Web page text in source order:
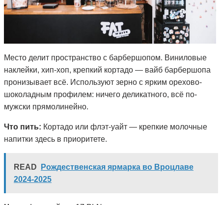
Место делит пространство с барбершопом. Виниловые
наклейки, хип-хоп, крепкий кортадо — вайб барбершопа
пронизывает всё. Используют зерно с ярким орехово-
шоколадным профилем: ничего деликатного, всё по-
мужски прямолинейно.
Что пить: Кортадо или флэт-уайт — крепкие молочные
напитки здесь в приоритете.
READ
Рождественская ярмарка во Вроцлаве
2024-2025